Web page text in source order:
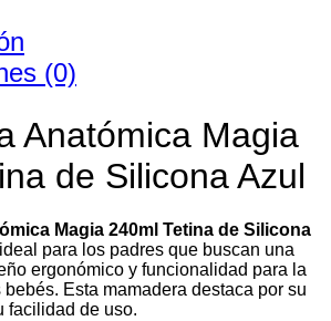
(0)
Anatómica Magia
de Silicona Azul
Magia 240ml Tetina de Silicona
para los padres que buscan una
ergonómico y funcionalidad para la
Esta mamadera destaca por su
facilidad de uso.